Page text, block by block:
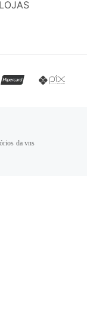
da vns